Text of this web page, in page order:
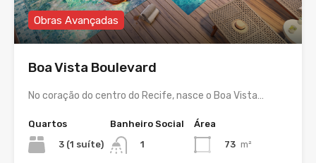
Obras Avançadas
Boa Vista Boulevard
No coração do centro do Recife, nasce o Boa Vista…
Quartos
3 (1 suíte)
Banheiro Social
1
Área
73 m²